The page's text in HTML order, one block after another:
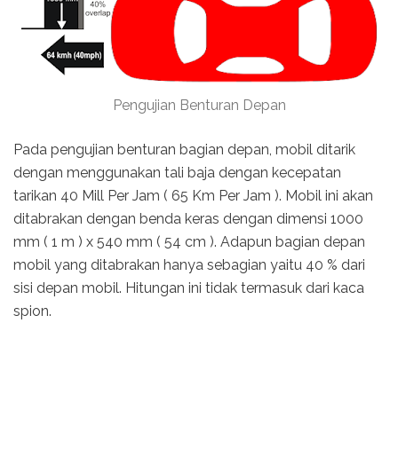
Pengujian Benturan Depan
Pada pengujian benturan bagian depan, mobil ditarik
dengan menggunakan tali baja dengan kecepatan
tarikan 40 Mill Per Jam ( 65 Km Per Jam ). Mobil ini akan
ditabrakan dengan benda keras dengan dimensi 1000
mm ( 1 m ) x 540 mm ( 54 cm ). Adapun bagian depan
mobil yang ditabrakan hanya sebagian yaitu 40 % dari
sisi depan mobil. Hitungan ini tidak termasuk dari kaca
spion.